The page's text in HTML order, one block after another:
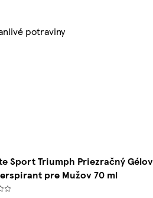
potraviny
Sport Triumph Priezračný
pre Mužov 70 ml